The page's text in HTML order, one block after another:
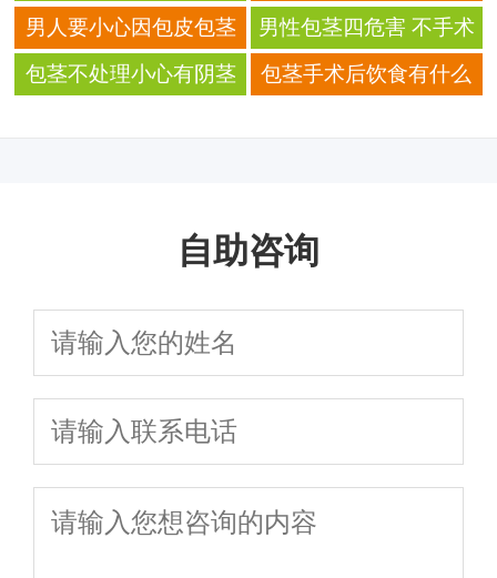
有危害吗
影响 包茎的详细介绍
男人要小心因包皮包茎
影响到老婆的健康
男性包茎四危害 不手术
可能引发七种并发症
包茎不处理小心有阴茎
包茎手术后饮食有什么
自助咨询